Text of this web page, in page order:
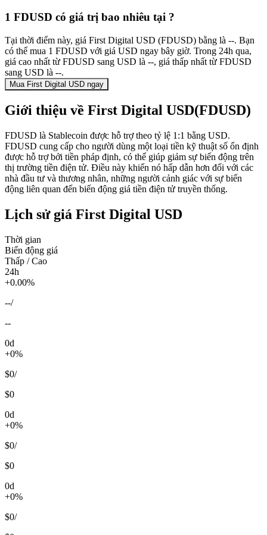
1 FDUSD có giá trị bao nhiêu tại ?
Tại thời điểm này, giá First Digital USD (FDUSD) bằng là --. Bạn
có thể mua 1 FDUSD với giá USD ngay bây giờ. Trong 24h qua,
giá cao nhất từ FDUSD sang USD là --, giá thấp nhất từ FDUSD
sang USD là --.
Mua First Digital USD ngay
Giới thiệu về First Digital USD(FDUSD)
FDUSD là Stablecoin được hỗ trợ theo tỷ lệ 1:1 bằng USD.
FDUSD cung cấp cho người dùng một loại tiền kỹ thuật số ổn định
được hỗ trợ bởi tiền pháp định, có thể giúp giảm sự biến động trên
thị trường tiền điện tử. Điều này khiến nó hấp dẫn hơn đối với các
nhà đầu tư và thương nhân, những người cảnh giác với sự biến
động liên quan đến biến động giá tiền điện tử truyền thống.
Lịch sử giá First Digital USD
Thời gian
Biến động giá
Thấp / Cao
24h
+0.00%
--/
--
0d
+0%
$0/
$0
0d
+0%
$0/
$0
0d
+0%
$0/